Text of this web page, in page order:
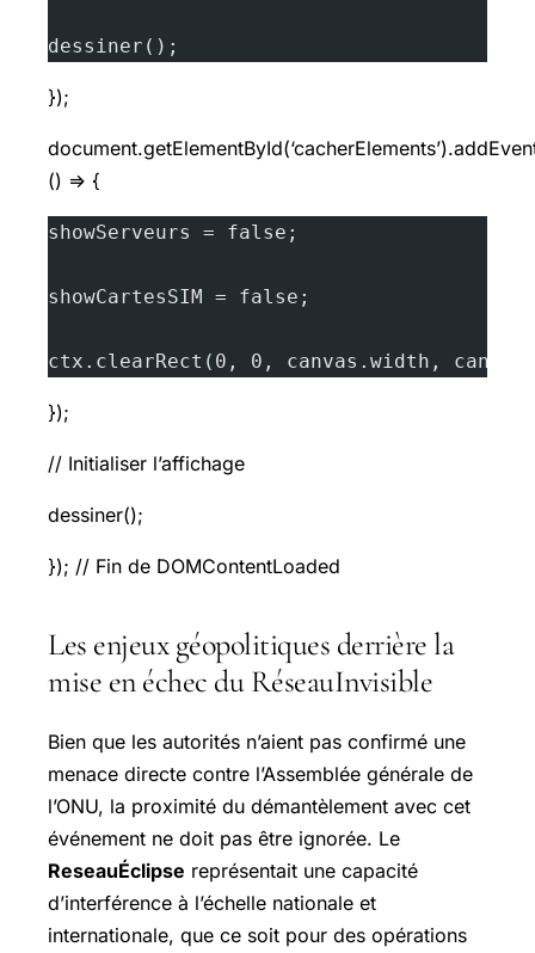
dessiner();
});
() => {
showServeurs = false;
showCartesSIM = false;
ctx.clearRect(0, 0, canvas.width,
});
// Initialiser l’affichage
dessiner();
}); // Fin de DOMContentLoaded
Les enjeux géopolitiques derrière la
mise en échec duRéseauInvisible
Bien que les autorités n’aient pas confirmé une
menace directe contre l’Assemblée générale de
l’ONU, la proximité du démantèlement avec cet
événement ne doit pas être ignorée. Le
ReseauÉclipse représentait une capacité
d’interférence à l’échelle nationale et
internationale, que ce soit pour des opérations